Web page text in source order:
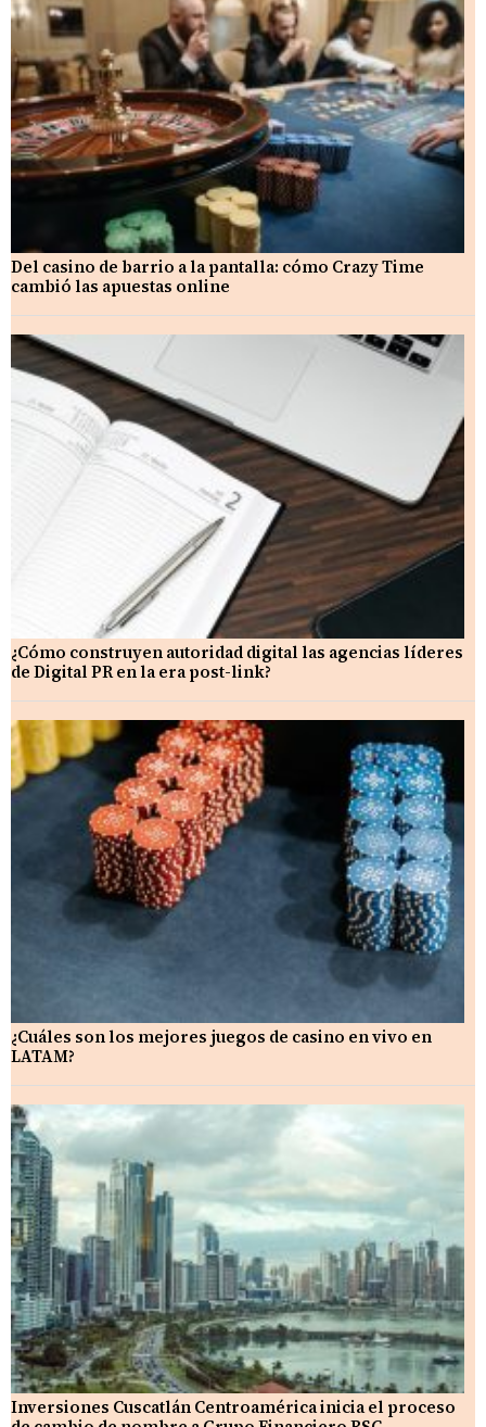
Del casino de barrio a la pantalla: cómo Crazy Time
cambió las apuestas online
¿Cómo construyen autoridad digital las agencias líderes
de Digital PR en la era post-link?
¿Cuáles son los mejores juegos de casino en vivo en
LATAM?
Inversiones Cuscatlán Centroamérica inicia el proceso